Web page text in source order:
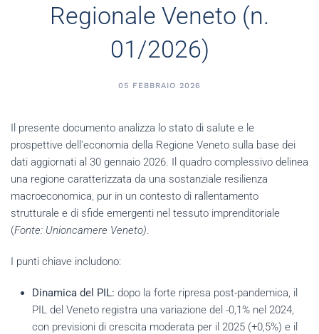
Regionale Veneto (n.
01/2026)
05 FEBBRAIO 2026
Il presente documento analizza lo stato di salute e le
prospettive dell'economia della Regione Veneto sulla base dei
dati aggiornati al 30 gennaio 2026. Il quadro complessivo delinea
una regione caratterizzata da una sostanziale resilienza
macroeconomica, pur in un contesto di rallentamento
strutturale e di sfide emergenti nel tessuto imprenditoriale
(Fonte: Unioncamere Veneto).
I punti chiave includono:
Dinamica del PIL: dopo la forte ripresa post-pandemica, il
PIL del Veneto registra una variazione del -0,1% nel 2024,
con previsioni di crescita moderata per il 2025 (+0,5%) e il